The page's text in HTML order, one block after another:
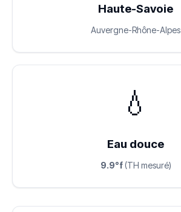
Haute-Savoie
Auvergne-Rhône-Alpes
💧
Eau douce
9.9°f(TH mesuré)